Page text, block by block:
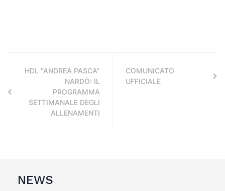
HDL "ANDREA PASCA"
NARDÒ: IL
PROGRAMMA
SETTIMANALE DEGLI
ALLENAMENTI
COMUNICATO
UFFICIALE
NEWS